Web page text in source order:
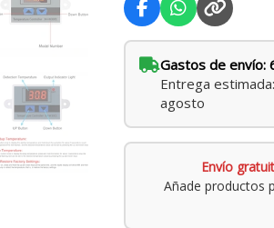
Gastos de envío:
Entrega
agosto
Envío
Añade productos